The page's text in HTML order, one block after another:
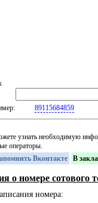
89115684859
узнать необходимую
операторы.
Вконтакте
В
о номере сотового
номера: